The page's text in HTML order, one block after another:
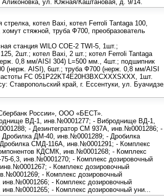
Аликоновка, ул. Южная/Каштановая, д. 9/14.
котел Baxi, котел Ferroli Tantaga 100,
стяжной, труба Ф700, преобразователь
станция WILO COE-2 TWI-5, 1шт.;
2шт.; котел Baxi, 2 шт.; котел Ferroli Tantaga
0,8 мм/AISI 304) L=500 мм., 4шт.; подшипник
(нерж. AISI), 6шт.; труба Ф700 (нерж. 0,8 мм/AISI
FC 051P22KT4E20H3BXCXXXSXXX, 1шт.
Ставропольский край, г. Ессентуки, ул. Буачидзе,
России», ООО «БЕСТ».
ВД-1, инв.№0001277; - Виброднище ВД-1,
- Дезинтегратор СМ 937А, инв.№0001286; -
ДМ-40, инв.№0001289; - Дробилка
СМД-116А, инв.№0001291; - Комплекс
КДСМК, инв.№0001268; - Комплекс
6,3, инв.№0001270; - Комплекс дозировочный
- Комплекс дозировочный
- Комплекс дозировочный
- Комплекс дозировочный
- Комплекс дозировочный уни...